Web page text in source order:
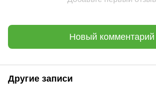
Новый комментарий
Другие записи